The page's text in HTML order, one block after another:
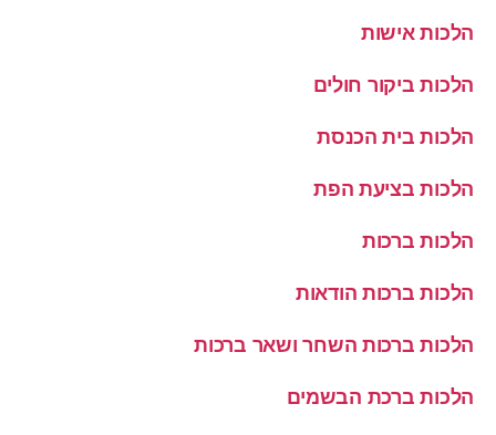
הלכות אישות
הלכות ביקור חולים
הלכות בית הכנסת
הלכות בציעת הפת
הלכות ברכות
הלכות ברכות הודאות
הלכות ברכות השחר ושאר ברכות
הלכות ברכת הבשמים